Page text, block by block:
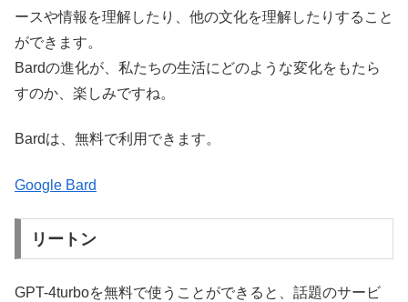
ースや情報を理解したり、他の文化を理解したりすること
ができます。
Bardの進化が、私たちの生活にどのような変化をもたら
すのか、楽しみですね。
Bardは、無料で利用できます。
Google Bard
リートン
GPT-4turboを無料で使うことができると、話題のサービ